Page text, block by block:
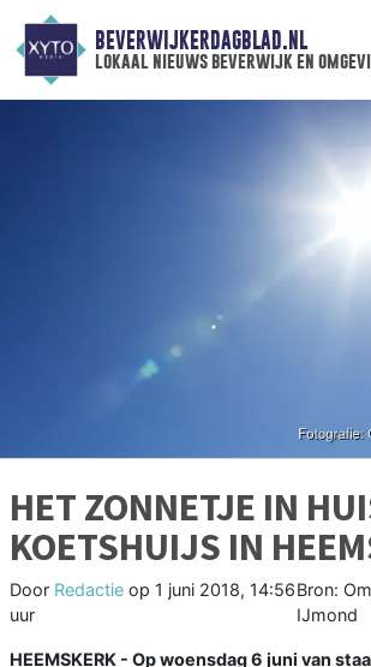
BEVERWIJKERDAGBLAD.NL
lokaal nieuws beverwijk en
HET ZONNETJE IN
KOETSHUIJS IN
Door Redactie op 1 juni 2018, 14:56
uur
Bron:
IJmond
HEEMSKERK - Op woensdag 6 juni van